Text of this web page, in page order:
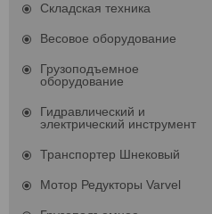
Складская техника
Весовое оборудование
Грузоподъемное
оборудование
Гидравлический и
электрический инструмент
Транспортер Шнековый
Мотор Редукторы Varvel